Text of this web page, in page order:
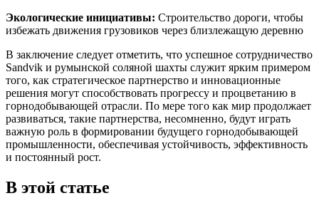
Экологические инициативы: Строительство дороги, чтобы
избежать движения грузовиков через близлежащую деревню
В заключение следует отметить, что успешное сотрудничество
Sandvik и румынской соляной шахты служит ярким примером
того, как стратегическое партнерство и инновационные
решения могут способствовать прогрессу и процветанию в
горнодобывающей отрасли. По мере того как мир продолжает
развиваться, такие партнерства, несомненно, будут играть
важную роль в формировании будущего горнодобывающей
промышленности, обеспечивая устойчивость, эффективность
и постоянный рост.
В этой статье